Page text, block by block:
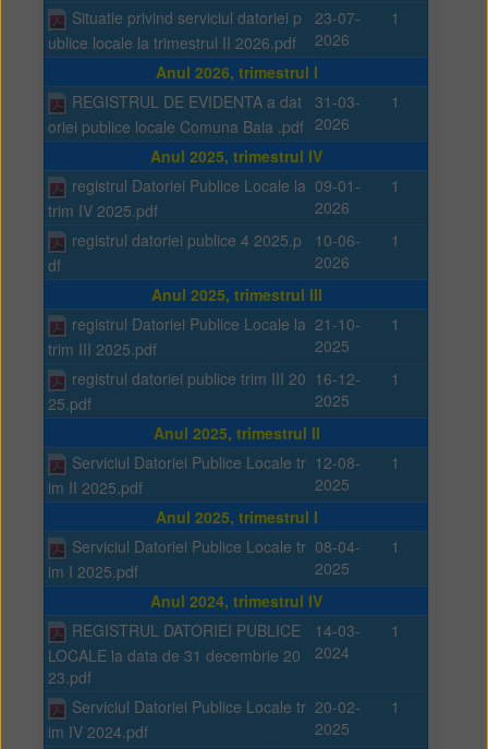
Situatie privind serviciul datoriei p
ublice locale la trimestrul II 2026.pdf
23-07-
2026
1
Anul 2026, trimestrul I
REGISTRUL DE EVIDENTA a dat
oriei publice locale Comuna Baia .pdf
31-03-
2026
1
Anul 2025, trimestrul IV
registrul Datoriei Publice Locale la
trim IV 2025.pdf
09-01-
2026
1
registrul datoriei publice 4 2025.p
df
10-06-
2026
1
Anul 2025, trimestrul III
registrul Datoriei Publice Locale la
trim III 2025.pdf
21-10-
2025
1
registrul datoriei publice trim III 20
25.pdf
16-12-
2025
1
Anul 2025, trimestrul II
Serviciul Datoriei Publice Locale tr
im II 2025.pdf
12-08-
2025
1
Anul 2025, trimestrul I
Serviciul Datoriei Publice Locale tr
im I 2025.pdf
08-04-
2025
1
Anul 2024, trimestrul IV
REGISTRUL DATORIEI PUBLICE
LOCALE la data de 31 decembrie 20
23.pdf
14-03-
2024
1
Serviciul Datoriei Publice Locale tr
im IV 2024.pdf
20-02-
2025
1